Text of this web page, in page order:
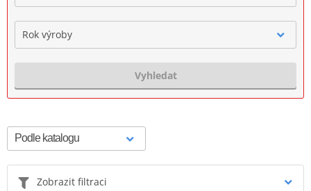
Rok výroby
Vyhledat
Zobrazit filtraci